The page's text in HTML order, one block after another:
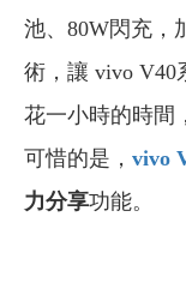
池、80W閃充，
術，讓 vivo V40
花一小時的時間
可惜的是， vivo
力分享功能。